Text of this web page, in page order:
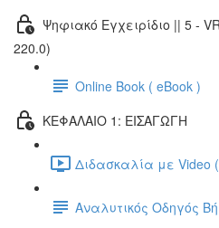
Ψηφιακό Εγχειρίδιο || 5 -
220.0)
Online Book ( eBook )
ΚΕΦΑΛΑΙΟ 1: ΕΙΣΑΓΩΓΗ
Διδασκαλία με Video
Αναλυτικός Οδηγός